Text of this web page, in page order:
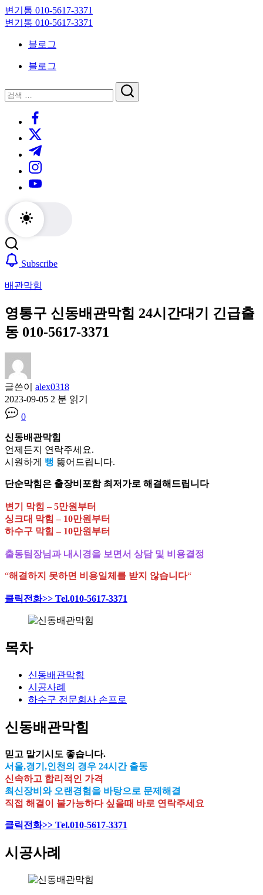
Skip
to
content
변기통 010-5617-3371
변
대
기
변기통 010-5617-3371
크
대
기
블로그
블로그
닫
기
검
검
https://www.facebook.com/
https://twitter.com/
https://t.me/
https://www.instagram.com/
https://youtube.com/
Subscribe
배관막힘
영통구 신동배관막힘 24시간대기 긴급출
동 010-5617-3371
글쓴이 alex0318
2023-09-05 2 분 읽기
0
신동배관막힘
언제든지 연락주세요.
시원하게 뻥 뚫어드립니다.
단순막힘은 출장비포함 최저가로 해결해드립니다
변기 막힘 – 5만원부터
싱크대 막힘 – 10만원부터
하수구 막힘 – 10만원부터
출동팀장님과 내시경을 보면서 상담 및 비용결정
“해결하지 못하면 비용일체를 받지 않습니다“
클릭전화>> Tel.010-5617-3371
목차
신동배관막힘
시공사례
하수구 전문회사 손프로
신동배관막힘
믿고 맡기시도 좋습니다.
서울,경기,인천의 경우 24시간 출동
신속하고 합리적인 가격
최신장비와 오랜경험을 바탕으로 문제해결
직접 해결이 불가능하다 싶을때 바로 연락주세요
클릭전화>> Tel.010-5617-3371
시공사례